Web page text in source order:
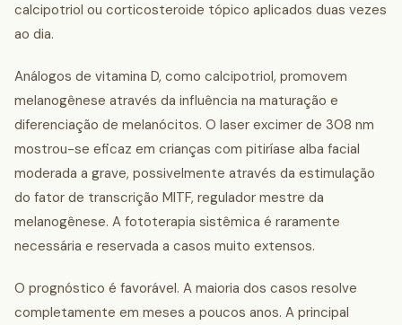
calcipotriol ou corticosteroide tópico aplicados duas vezes
ao dia.
Análogos de vitamina D, como calcipotriol, promovem
melanogênese através da influência na maturação e
diferenciação de melanócitos. O laser excimer de 308 nm
mostrou-se eficaz em crianças com pitiríase alba facial
moderada a grave, possivelmente através da estimulação
do fator de transcrição MITF, regulador mestre da
melanogênese. A fototerapia sistêmica é raramente
necessária e reservada a casos muito extensos.
O prognóstico é favorável. A maioria dos casos resolve
completamente em meses a poucos anos. A principal